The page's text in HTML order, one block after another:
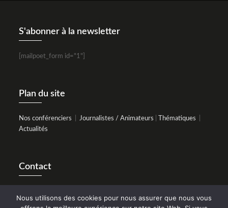
S'abonner à la newsletter
[mailpoet_form id="1"]
Plan du site
Nos conférenciers |Journalistes / Animateurs Thématiques
Actualités
Contact
05 53 77 97 28
Nous utilisons des cookies pour nous assurer que nous vous